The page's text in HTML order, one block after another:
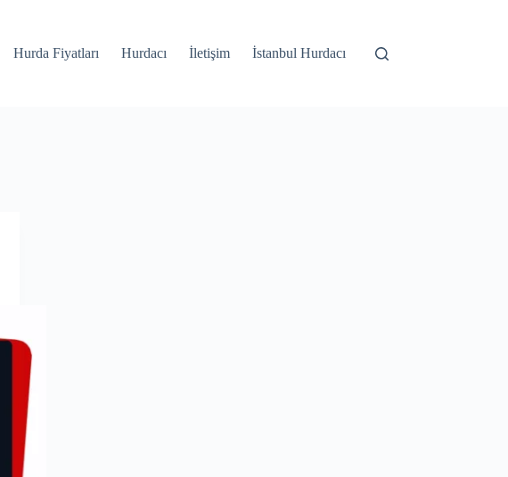
Hurda Fiyatları Hurdacı İletişim İstanbul Hurdacı